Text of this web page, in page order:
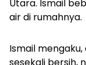
Utara. Ismail
air di rumahnya.
Ismail